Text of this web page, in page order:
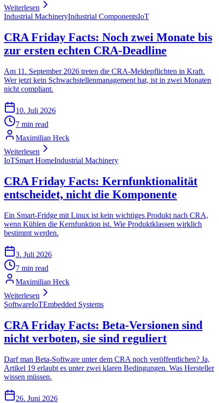
Weiterlesen
Industrial MachineryIndustrial ComponentsIoT
CRA Friday Facts: Noch zwei Monate bis
zur ersten echten CRA-Deadline
Am 11. September 2026 treten die CRA-Meldepflichten in Kraft.
Wer jetzt kein Schwachstellenmanagement hat, ist in zwei Monaten
nicht compliant.
10. Juli 2026
7 min read
Maximilian Heck
Weiterlesen
IoTSmart HomeIndustrial Machinery
CRA Friday Facts: Kernfunktionalität
entscheidet, nicht die Komponente
Ein Smart-Fridge mit Linux ist kein wichtiges Produkt nach CRA,
wenn Kühlen die Kernfunktion ist. Wie Produktklassen wirklich
bestimmt werden.
3. Juli 2026
7 min read
Maximilian Heck
Weiterlesen
SoftwareIoTEmbedded Systems
CRA Friday Facts: Beta-Versionen sind
nicht verboten, sie sind reguliert
Darf man Beta-Software unter dem CRA noch veröffentlichen? Ja,
Artikel 19 erlaubt es unter zwei klaren Bedingungen. Was Hersteller
wissen müssen.
26. Juni 2026